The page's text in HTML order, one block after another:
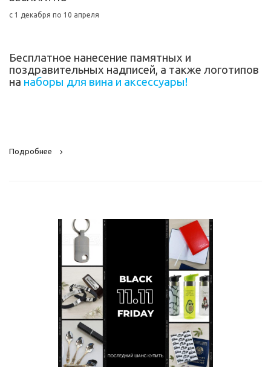
c 1 декабря по 10 апреля
Бесплатное нанесение памятных и
поздравительных надписей, а также логотипов
на наборы для вина и аксессуары!
Подробнее